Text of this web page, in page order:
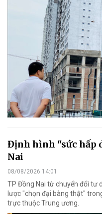
Định hình "sức hấp
Nai
08/08/2026 14:01
TP Đồng Nai từ chuyển đổi tư
lược "chọn đại bàng thật"
trực thuộc Trung ương.